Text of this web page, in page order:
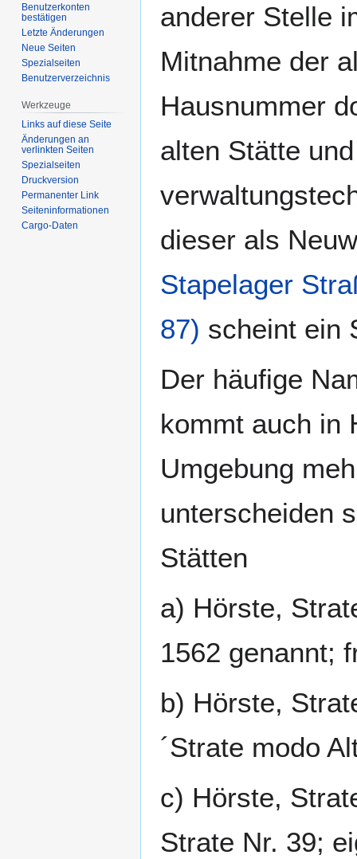
anderer Stelle
Mitnahme der
Hausnummer
alten Stätte und
dieser als
Stapelager
87) scheint ein
Der häufige
kommt auch in
Umgebung
unterscheiden
Stätten
a) Hörste,
1562 genannt;
b) Hörste,
´Strate modo
c) Hörste,
Strate Nr. 39;
Benutzerkonten
bestätigen
Letzte Änderungen
Neue Seiten
Spezialseiten
Benutzerverzeichnis
Werkzeuge
Links auf diese Seite
Änderungen an
verlinkten Seiten
Spezialseiten
Druckversion
Permanenter Link
Seiten­­informationen
Cargo-Daten